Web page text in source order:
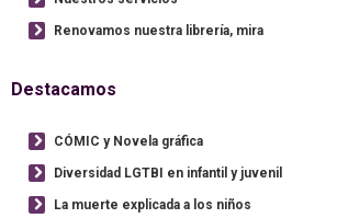
Renovamos nuestra librería, mira
Destacamos
CÓMIC y Novela gráfica
Diversidad LGTBI en infantil y juvenil
La muerte explicada a los niños